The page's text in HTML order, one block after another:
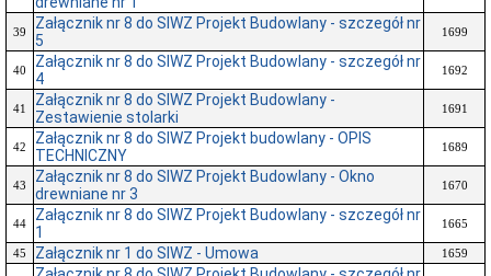
39
Załącznik nr 8 do SIWZ Projekt Budowlany - szczegół nr
5
1699
40
Załącznik nr 8 do SIWZ Projekt Budowlany - szczegół nr
4
1692
41
Załącznik nr 8 do SIWZ Projekt Budowlany -
Zestawienie stolarki
1691
42
Załącznik nr 8 do SIWZ Projekt budowlany - OPIS
TECHNICZNY
1689
43
Załącznik nr 8 do SIWZ Projekt Budowlany - Okno
drewniane nr 3
1670
44
Załącznik nr 8 do SIWZ Projekt Budowlany - szczegół nr
1
1665
45 Załącznik nr 1 do SIWZ - Umowa 1659